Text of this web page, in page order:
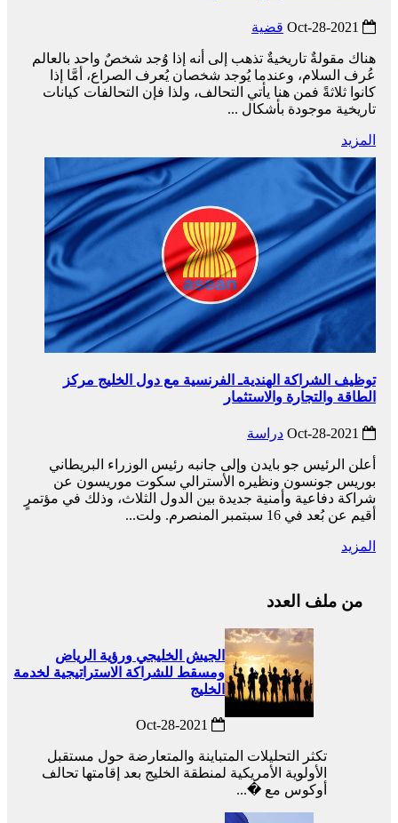
قضية
هناك مقولةٌ تاريخيةٌ تذهب إلى أنه إذا وُجد شخصٌ واحد بالعالم
عُرف السلام، وعندما يُوجد شخصان يُعرف الصراع، أمَّا إذا
كانوا ثلاثةً فمن هنا يأتي التحالف، ولذا فإن التحالفات كيانات
تاريخية موجودة بأشكال ...
المزيد
توظيف الشراكة الهنديةـ الفرنسية مع دول الخليج مركز
الطاقة والتجارة والاستثمار
دراسة
أعلن الرئيس جو بايدن وإلى جانبه رئيس الوزراء البريطاني
بوريس جونسون ونظيره الأسترالي سكوت موريسون عن
شراكة دفاعية وأمنية جديدة بين الدول الثلاث، وذلك في مؤتمرٍ
أقيم عن بُعد في 16 سبتمبر المنصرم. ولت...
المزيد
من ملف العدد
الجيش الخليجي ورؤية الرياض
ومسقط للشراكة الاستراتيجية لخدمة
الخليج
تكثر التحليلات المتباينة والمتعارضة حول مستقبل
الأولوية الأمريكية لمنطقة الخليج بعد إقامتها تحالف
أوكوس مع �...